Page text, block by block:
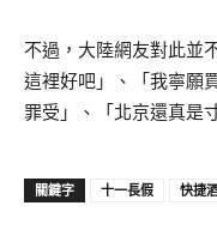
不過，大陸網友對此並
這裡好吧」、「我寧願
罪受」、「北京還真是
關鍵字 十一長假 快捷